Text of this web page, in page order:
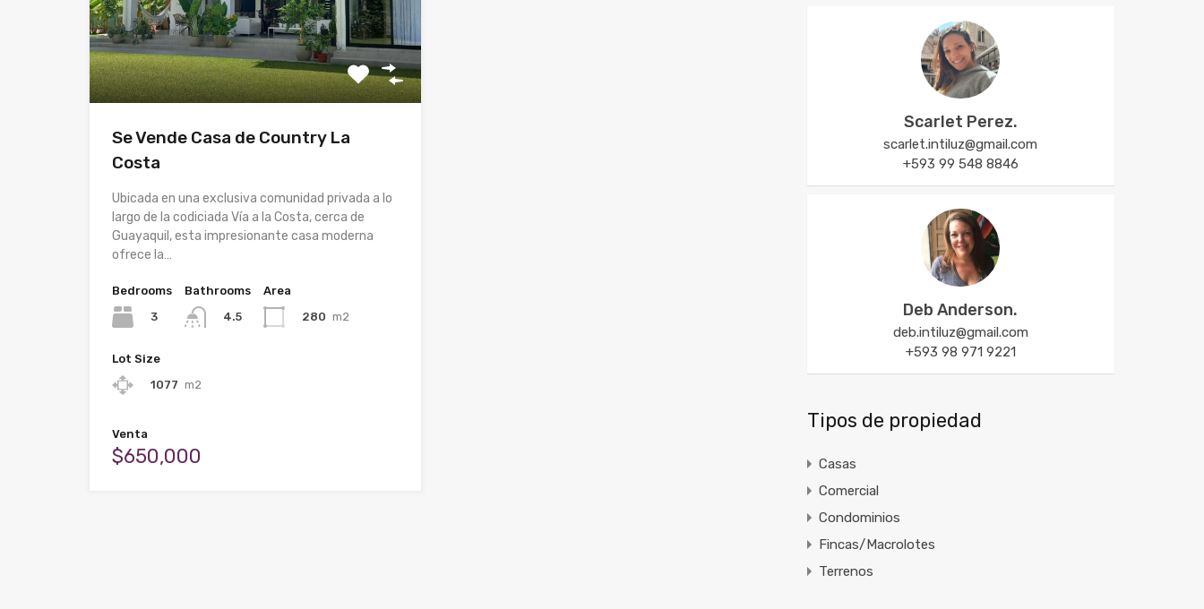
Se Vende Casa de Country La
Costa
Ubicada en una exclusiva comunidad privada a lo
largo de la codiciada Vía a la Costa, cerca de
Guayaquil, esta impresionante casa moderna
ofrece la…
Bedrooms
3
Bathrooms
4.5
Area
280 m2
Lot Size
1077 m2
Venta
$650,000
Scarlet Perez.
scarlet.intiluz@gmail.com
+593 99 548 8846
Deb Anderson.
deb.intiluz@gmail.com
+593 98 971 9221
Tipos de propiedad
Casas
Comercial
Condominios
Fincas/Macrolotes
Terrenos